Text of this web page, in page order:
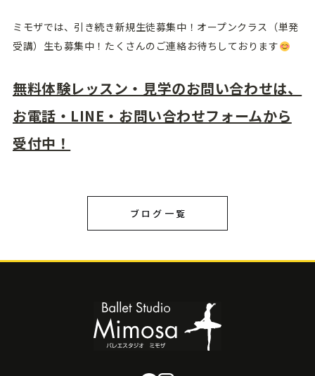
ミモザでは、引き続き新規生徒募集中！オープンクラス（単発
受講）生も募集中！たくさんのご連絡お待ちしております
無料体験レッスン・見学のお問い合わせは、
お電話・LINE・お問い合わせフォームから
受付中！
ブログ一覧